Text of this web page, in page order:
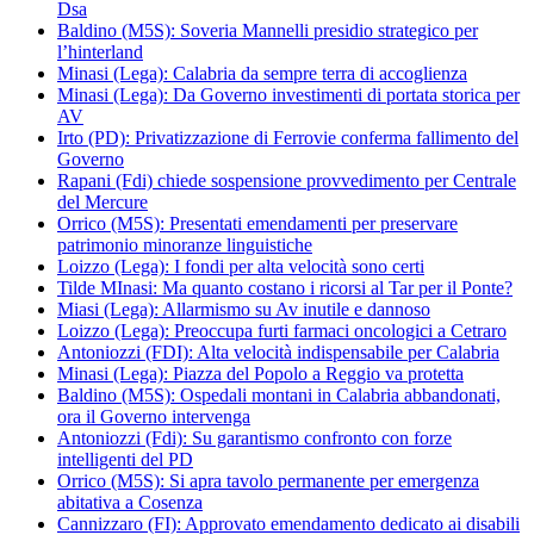
Dsa
Baldino (M5S): Soveria Mannelli presidio strategico per
l’hinterland
Minasi (Lega): Calabria da sempre terra di accoglienza
Minasi (Lega): Da Governo investimenti di portata storica per
AV
Irto (PD): Privatizzazione di Ferrovie conferma fallimento del
Governo
Rapani (Fdi) chiede sospensione provvedimento per Centrale
del Mercure
Orrico (M5S): Presentati emendamenti per preservare
patrimonio minoranze linguistiche
Loizzo (Lega): I fondi per alta velocità sono certi
Tilde MInasi: Ma quanto costano i ricorsi al Tar per il Ponte?
Miasi (Lega): Allarmismo su Av inutile e dannoso
Loizzo (Lega): Preoccupa furti farmaci oncologici a Cetraro
Antoniozzi (FDI): Alta velocità indispensabile per Calabria
Minasi (Lega): Piazza del Popolo a Reggio va protetta
Baldino (M5S): Ospedali montani in Calabria abbandonati,
ora il Governo intervenga
Antoniozzi (Fdi): Su garantismo confronto con forze
intelligenti del PD
Orrico (M5S): Si apra tavolo permanente per emergenza
abitativa a Cosenza
Cannizzaro (FI): Approvato emendamento dedicato ai disabili